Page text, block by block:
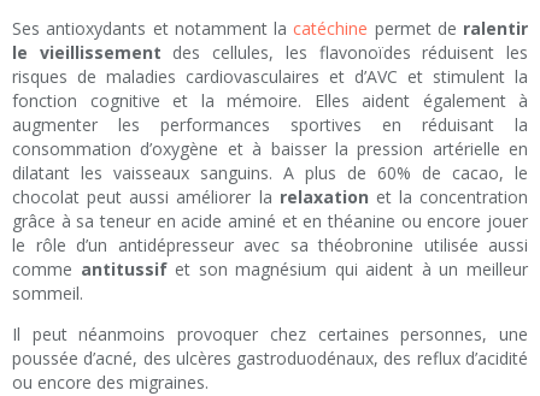
Ses antioxydants et notamment la catéchine permet de ralentir
le vieillissement des cellules, les flavonoïdes réduisent les
risques de maladies cardiovasculaires et d’AVC et stimulent la
fonction cognitive et la mémoire. Elles aident également à
augmenter les performances sportives en réduisant la
consommation d’oxygène et à baisser la pression artérielle en
dilatant les vaisseaux sanguins. A plus de 60% de cacao, le
chocolat peut aussi améliorer la relaxation et la concentration
grâce à sa teneur en acide aminé et en théanine ou encore jouer
le rôle d’un antidépresseur avec sa théobronine utilisée aussi
comme antitussifet son magnésium qui aident à un meilleur
sommeil.
Il peut néanmoins provoquer chez certaines personnes, une
poussée d’acné, des ulcères gastroduodénaux, des reflux d’acidité
ou encore des migraines.